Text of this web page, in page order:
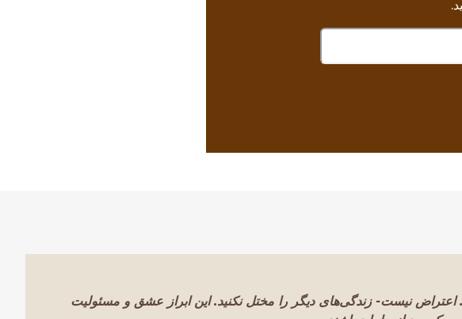
نیست- زندگی‌های دیگر را مختل نکنید. این ابراز عشق و مسئولیت